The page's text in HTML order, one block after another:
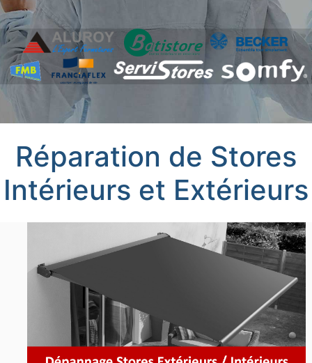
Réparation de Stores
Intérieurs et Extérieurs